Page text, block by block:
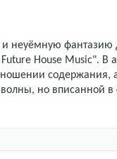
неуёмную фантазию
House Music". В
содержания,
но вписанной